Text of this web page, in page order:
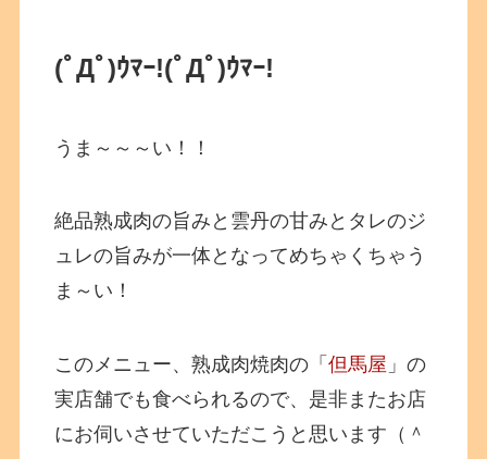
(ﾟДﾟ)ｳﾏｰ!(ﾟДﾟ)ｳﾏｰ!
うま～～～い！！
絶品熟成肉の旨みと雲丹の甘みとタレのジ
ュレの旨みが一体となってめちゃくちゃう
ま～い！
このメニュー、熟成肉焼肉の「但馬屋 」の
実店舗でも食べられるので、是非またお店
にお伺いさせていただこうと思います（＾